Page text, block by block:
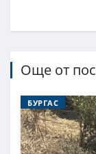
Още от
БУРГАС